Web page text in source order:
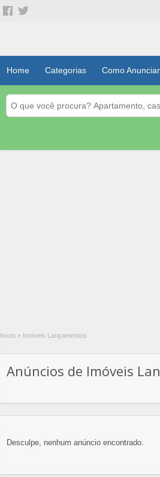
Home Categorias Como Anunciar
Início » Imóveis Lançamentos
Anúncios de Imóveis
Desculpe, nenhum anúncio encontrado.